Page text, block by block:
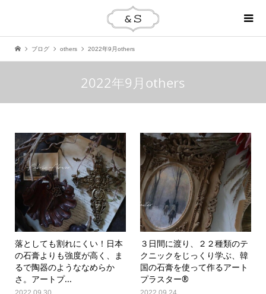
ブログ others 2022年9月others
2022年9月others
落としても割れにくい！日本
の石膏よりも強度が高く、ま
るで陶器のようななめらか
さ。アートプ...
３日間に渡り、２２種類のテ
クニックをじっくり学ぶ、韓
国の石膏を使って作るアート
プラスター®